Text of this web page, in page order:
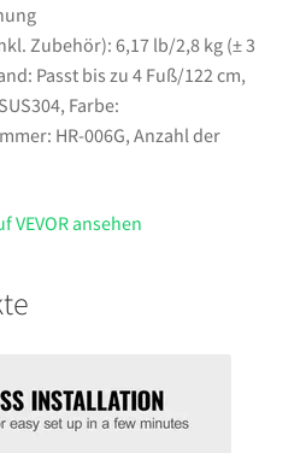
Zubehör): 6,17 lb/2,8 kg (± 3
Passt bis zu 4 Fuß/122 cm,
Farbe:
HR-006G, Anzahl der
VEVOR ansehen